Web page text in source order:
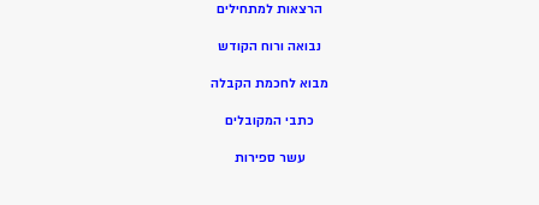
הרצאות למתחילים
נבואה ורוח הקודש
מבוא לחכמת הקבלה
כתבי המקובלים
עשר ספירות